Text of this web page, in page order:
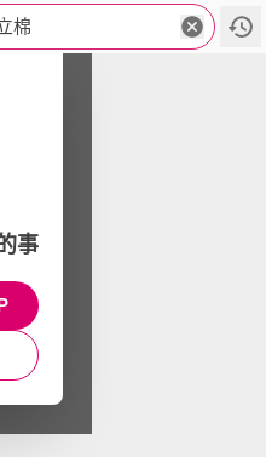
棉
事